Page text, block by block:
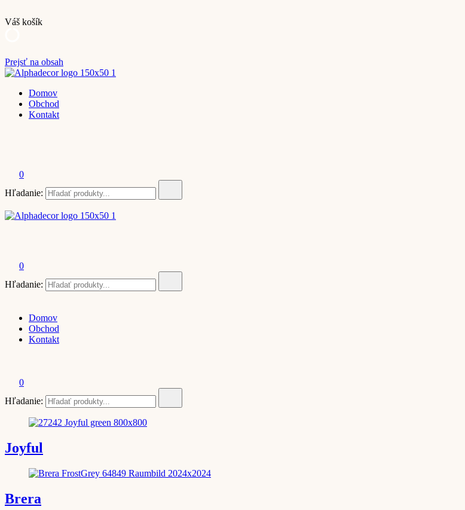
Váš košík
Prejsť na obsah
Alpha Decor | e-shop
Domov
Obchod
Kontakt
0
Hľadanie:
0
Hľadanie:
Domov
Obchod
Kontakt
0
Hľadanie:
Joyful
Brera